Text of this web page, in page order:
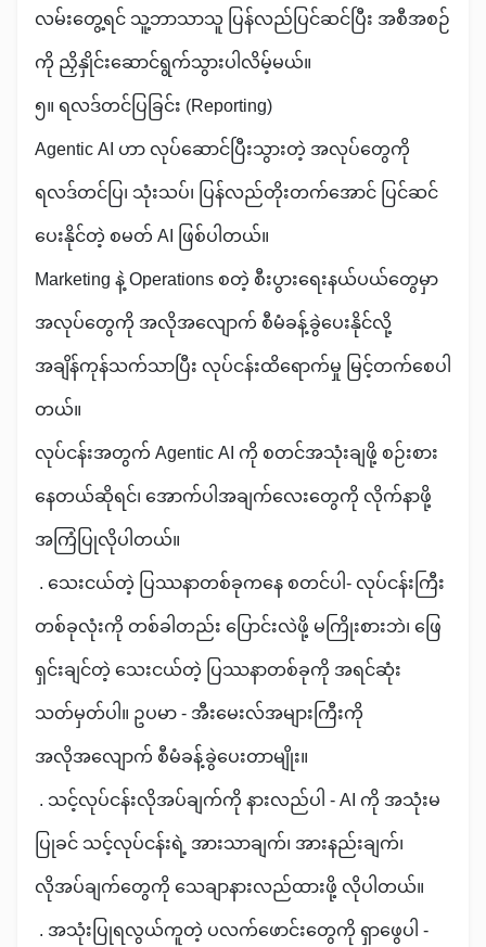
လမ်းတွေ့ရင် သူ့ဘာသာသူ ပြန်လည်ပြင်ဆင်ပြီး အစီအစဉ်
ကို ညှိနှိုင်းဆောင်ရွက်သွားပါလိမ့်မယ်။
၅။ ရလဒ်တင်ပြခြင်း (Reporting)
Agentic AI ဟာ လုပ်ဆောင်ပြီးသွားတဲ့ အလုပ်တွေကို
ရလဒ်တင်ပြ၊ သုံးသပ်၊ ပြန်လည်တိုးတက်အောင် ပြင်ဆင်
ပေးနိုင်တဲ့ စမတ် AI ဖြစ်ပါတယ်။
Marketing နဲ့ Operations စတဲ့ စီးပွားရေးနယ်ပယ်တွေမှာ
အလုပ်တွေကို အလိုအလျောက် စီမံခန့်ခွဲပေးနိုင်လို့
အချိန်ကုန်သက်သာပြီး လုပ်ငန်းထိရောက်မှု မြင့်တက်စေပါ
တယ်။
လုပ်ငန်းအတွက် Agentic AI ကို စတင်အသုံးချဖို့ စဉ်းစား
နေတယ်ဆိုရင်၊ အောက်ပါအချက်လေးတွေကို လိုက်နာဖို့
အကြံပြုလိုပါတယ်။
. သေးငယ်တဲ့ ပြဿနာတစ်ခုကနေ စတင်ပါ- လုပ်ငန်းကြီး
တစ်ခုလုံးကို တစ်ခါတည်း ပြောင်းလဲဖို့ မကြိုးစားဘဲ၊ ဖြေ
ရှင်းချင်တဲ့ သေးငယ်တဲ့ ပြဿနာတစ်ခုကို အရင်ဆုံး
သတ်မှတ်ပါ။ ဥပမာ - အီးမေးလ်အများကြီးကို
အလိုအလျောက် စီမံခန့်ခွဲပေးတာမျိုး။
. သင့်လုပ်ငန်းလိုအပ်ချက်ကို နားလည်ပါ - AI ကို အသုံးမ
ပြုခင် သင့်လုပ်ငန်းရဲ့ အားသာချက်၊ အားနည်းချက်၊
လိုအပ်ချက်တွေကို သေချာနားလည်ထားဖို့ လိုပါတယ်။
. အသုံးပြုရလွယ်ကူတဲ့ ပလက်ဖောင်းတွေကို ရှာဖွေပါ -